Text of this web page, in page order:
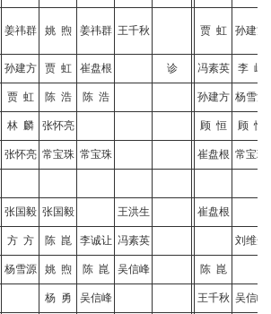
姜祎群 姚 煦 姜祎群 王千秋 贾 虹 孙建方
孙建方 贾 虹 崔盘根 诊 冯素英 李 岷
贾 虹 陈 浩 陈 浩 孙建方 杨雪源
林 麟 张怀亮 顾 恒 顾 恒
张怀亮 常宝珠 常宝珠 崔盘根 常宝珠
张国毅 张国毅 王洪生 崔盘根
方 方 陈 崑 李诚让 冯素英 刘维达
杨雪源 姚 煦 陈 崑 吴信峰 陈 崑
杨 勇 吴信峰 王千秋 吴信峰